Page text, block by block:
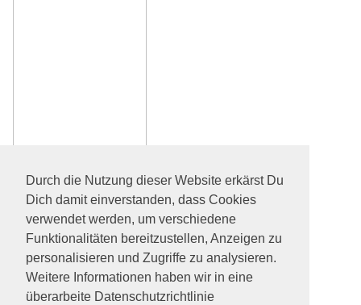
Durch die Nutzung dieser Website erkärst Du
Dich damit einverstanden, dass Cookies
verwendet werden, um verschiedene
Funktionalitäten bereitzustellen, Anzeigen zu
personalisieren und Zugriffe zu analysieren.
Weitere Informationen haben wir in eine
überarbeite Datenschutzrichtlinie